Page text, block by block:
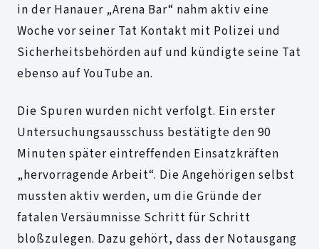
in der Hanauer „Arena Bar“ nahm aktiv eine
Woche vor seiner Tat Kontakt mit Polizei und
Sicherheitsbehörden auf und kündigte seine Tat
ebenso auf YouTube an.
Die Spuren wurden nicht verfolgt. Ein erster
Untersuchungsausschuss bestätigte den 90
Minuten später eintreffenden Einsatzkräften
„hervorragende Arbeit“. Die Angehörigen selbst
mussten aktiv werden, um die Gründe der
fatalen Versäumnisse Schritt für Schritt
bloßzulegen. Dazu gehört, dass der Notausgang